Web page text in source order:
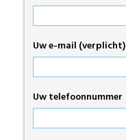
Uw e-mail (verplicht)
Uw telefoonnummer